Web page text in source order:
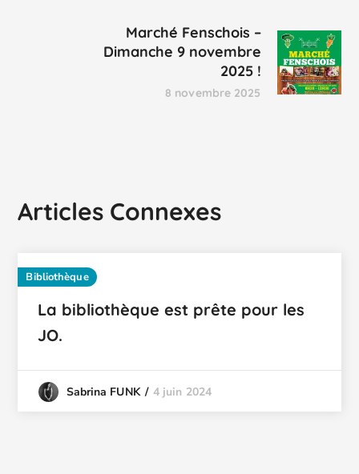
Marché Fenschois –
Dimanche 9 novembre
2025 !
8 novembre 2025
Articles Connexes
Bibliothèque
La bibliothèque est prête pour les
JO.
Sabrina FUNK 4 juin 2024